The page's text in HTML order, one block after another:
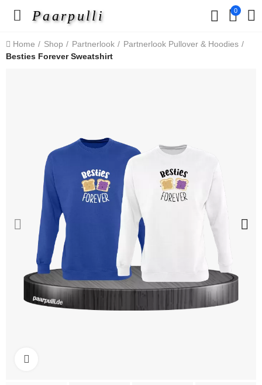
Paarpulli 0
Home Shop Partnerlook
Partnerlook Pullover & Hoodies
Besties Forever Sweatshirt